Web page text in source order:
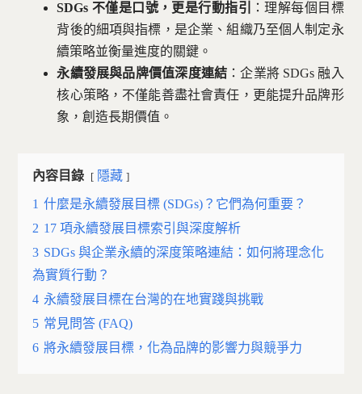
SDGs 不僅是口號，更是行動指引
：理解每個目標
背後的細項與指標，是企業、組織乃至個人制定永
續策略並衡量進度的關鍵。
永續發展與品牌價值深度連結 ：企業將 SDGs 融入
核心策略，不僅能善盡社會責任，更能提升品牌形
象，創造長期價值。
內容目錄 隱藏
1 什麼是永續發展目標 (SDGs)？它們為何重要？
2 17 項永續發展目標索引與深度解析
3 SDGs 與企業永續的深度策略連結：如何將理念化
為實質行動？
4 永續發展目標在台灣的在地實踐與挑戰
5 常見問答 (FAQ)
6 將永續發展目標，化為品牌的影響力與競爭力